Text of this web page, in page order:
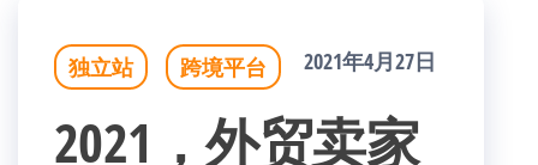
独立站 跨境平台 2021年4月27日
2021，外贸卖家